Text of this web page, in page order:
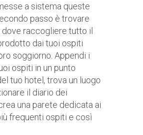
a sistema queste
passo è trovare
dove raccogliere tutto il
dai tuoi ospiti
soggiorno. Appendi i
ospiti in un punto
tuo hotel, trova un luogo
il diario dei
una parete dedicata ai
frequenti ospiti e così